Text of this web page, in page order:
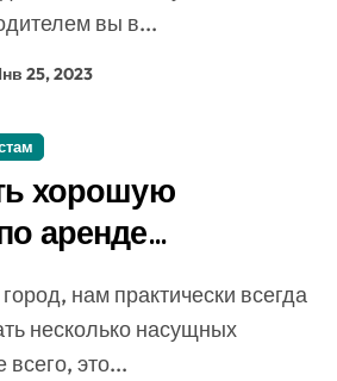
вы в...
25, 2023
хорошую
аренде
несколько насущных
это...